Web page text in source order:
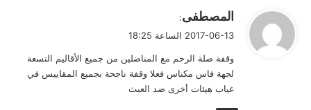
ي
ق
ل
المصطفى:
2017-06-13 الساعة 18:25
وقفة صلة الرحم مع المناضلين من جميع الأقاليم التسعة
لجهة فاس مكناس فعلا وقفة ناجحة بجميع المقاييس في
غياب هيئات أخرى ضد العبث